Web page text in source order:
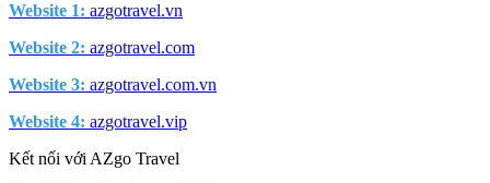
Website 1: azgotravel.vn
Website 2: azgotravel.com
Website 3: azgotravel.com.vn
Website 4: azgotravel.vip
Kết nối với AZgo Travel